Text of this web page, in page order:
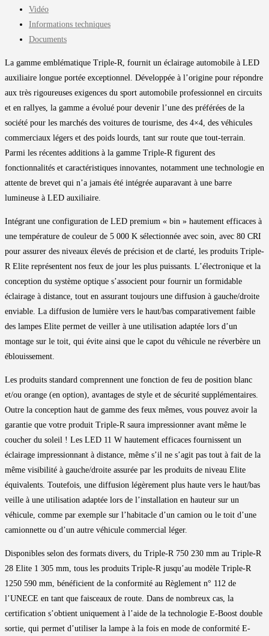
Vidéo
Informations techniques
Documents
La gamme emblématique Triple-R, fournit un éclairage automobile à LED
auxiliaire longue portée exceptionnel. Développée à l’origine pour répondre
aux très rigoureuses exigences du sport automobile professionnel en circuits
et en rallyes, la gamme a évolué pour devenir l’une des préférées de la
société pour les marchés des voitures de tourisme, des 4×4, des véhicules
commerciaux légers et des poids lourds, tant sur route que tout-terrain.
Parmi les récentes additions à la gamme Triple-R figurent des
fonctionnalités et caractéristiques innovantes, notamment une technologie en
attente de brevet qui n’a jamais été intégrée auparavant à une barre
lumineuse à LED auxiliaire.
Intégrant une configuration de LED premium « bin » hautement efficaces à
une température de couleur de 5 000 K sélectionnée avec soin, avec 80 CRI
pour assurer des niveaux élevés de précision et de clarté, les produits Triple-
R Elite représentent nos feux de jour les plus puissants. L’électronique et la
conception du système optique s’associent pour fournir un formidable
éclairage à distance, tout en assurant toujours une diffusion à gauche/droite
enviable. La diffusion de lumière vers le haut/bas comparativement faible
des lampes Elite permet de veiller à une utilisation adaptée lors d’un
montage sur le toit, qui évite ainsi que le capot du véhicule ne réverbère un
éblouissement.
Les produits standard comprennent une fonction de feu de position blanc
et/ou orange (en option), avantages de style et de sécurité supplémentaires.
Outre la conception haut de gamme des feux mêmes, vous pouvez avoir la
garantie que votre produit Triple-R saura impressionner avant même le
coucher du soleil ! Les LED 11 W hautement efficaces fournissent un
éclairage impressionnant à distance, même s’il ne s’agit pas tout à fait de la
même visibilité à gauche/droite assurée par les produits de niveau Elite
équivalents. Toutefois, une diffusion légèrement plus haute vers le haut/bas
veille à une utilisation adaptée lors de l’installation en hauteur sur un
véhicule, comme par exemple sur l’habitacle d’un camion ou le toit d’une
camionnette ou d’un autre véhicule commercial léger.
Disponibles selon des formats divers, du Triple-R 750 230 mm au Triple-R
28 Elite 1 305 mm, tous les produits Triple-R jusqu’au modèle Triple-R
1250 590 mm, bénéficient de la conformité au Règlement n° 112 de
l’UNECE en tant que faisceaux de route. Dans de nombreux cas, la
certification s’obtient uniquement à l’aide de la technologie E-Boost double
sortie, qui permet d’utiliser la lampe à la fois en mode de conformité E-